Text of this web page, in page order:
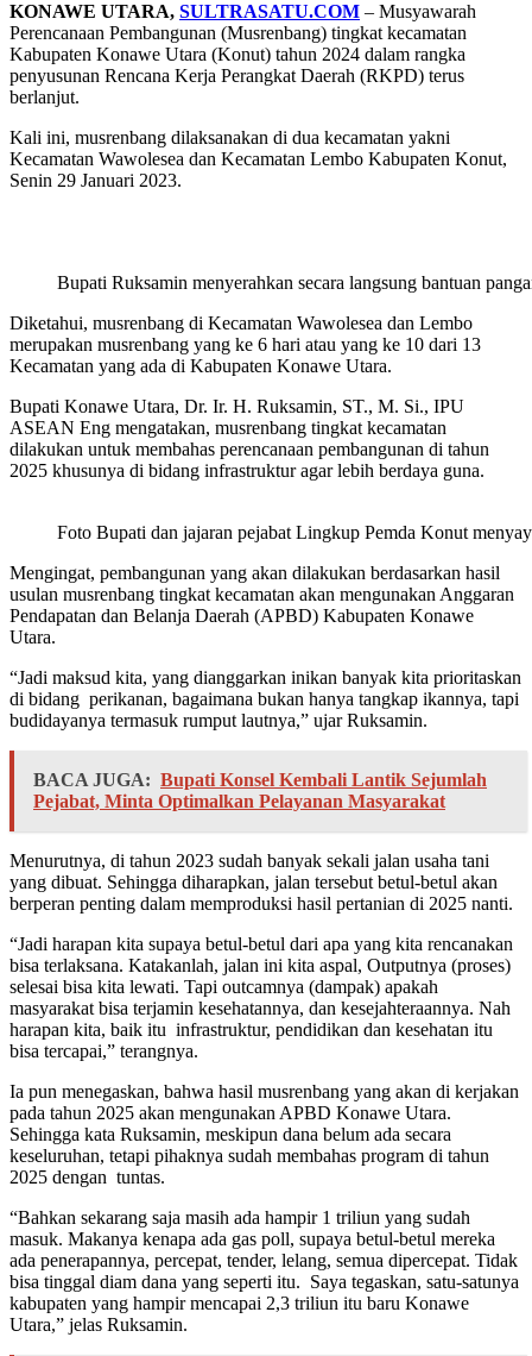
KONAWE UTARA, SULTRASATU.COM – Musyawarah
Perencanaan Pembangunan (Musrenbang) tingkat kecamatan
Kabupaten Konawe Utara (Konut) tahun 2024 dalam rangka
penyusunan Rencana Kerja Perangkat Daerah (RKPD) terus
berlanjut.
Kali ini, musrenbang dilaksanakan di dua kecamatan yakni
Kecamatan Wawolesea dan Kecamatan Lembo Kabupaten Konut,
Senin 29 Januari 2023.
Bupati Ruksamin menyerahkan secara langsung bantuan
Diketahui, musrenbang di Kecamatan Wawolesea dan Lembo
merupakan musrenbang yang ke 6 hari atau yang ke 10 dari 13
Kecamatan yang ada di Kabupaten Konawe Utara.
Bupati Konawe Utara, Dr. Ir. H. Ruksamin, ST., M. Si., IPU
ASEAN Eng mengatakan, musrenbang tingkat kecamatan
dilakukan untuk membahas perencanaan pembangunan di tahun
2025 khusunya di bidang infrastruktur agar lebih berdaya guna.
Foto Bupati dan jajaran pejabat Lingkup Pemda Konut
Mengingat, pembangunan yang akan dilakukan berdasarkan hasil
usulan musrenbang tingkat kecamatan akan mengunakan Anggaran
Pendapatan dan Belanja Daerah (APBD) Kabupaten Konawe
Utara.
“Jadi maksud kita, yang dianggarkan inikan banyak kita prioritaskan
di bidang perikanan, bagaimana bukan hanya tangkap ikannya, tapi
budidayanya termasuk rumput lautnya,” ujar Ruksamin.
BACA JUGA: Bupati Konsel Kembali Lantik Sejumlah
Pejabat, Minta Optimalkan Pelayanan Masyarakat
Menurutnya, di tahun 2023 sudah banyak sekali jalan usaha tani
yang dibuat. Sehingga diharapkan, jalan tersebut betul-betul akan
berperan penting dalam memproduksi hasil pertanian di 2025 nanti.
“Jadi harapan kita supaya betul-betul dari apa yang kita rencanakan
bisa terlaksana. Katakanlah, jalan ini kita aspal, Outputnya (proses)
selesai bisa kita lewati. Tapi outcamnya (dampak) apakah
masyarakat bisa terjamin kesehatannya, dan kesejahteraannya. Nah
harapan kita, baik itu infrastruktur, pendidikan dan kesehatan itu
bisa tercapai,” terangnya.
Ia pun menegaskan, bahwa hasil musrenbang yang akan di kerjakan
pada tahun 2025 akan mengunakan APBD Konawe Utara.
Sehingga kata Ruksamin, meskipun dana belum ada secara
keseluruhan, tetapi pihaknya sudah membahas program di tahun
2025 dengan tuntas.
“Bahkan sekarang saja masih ada hampir 1 triliun yang sudah
masuk. Makanya kenapa ada gas poll, supaya betul-betul mereka
ada penerapannya, percepat, tender, lelang, semua dipercepat. Tidak
bisa tinggal diam dana yang seperti itu. Saya tegaskan, satu-satunya
kabupaten yang hampir mencapai 2,3 triliun itu baru Konawe
Utara,” jelas Ruksamin.